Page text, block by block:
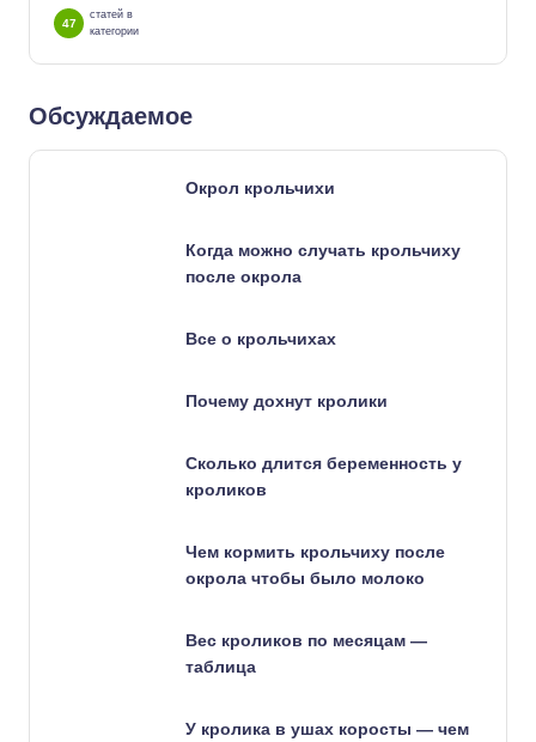
47
статей в
категории
Обсуждаемое
Окрол крольчихи
Когда можно случать крольчиху
после окрола
Все о крольчихах
Почему дохнут кролики
Сколько длится беременность у
кроликов
Чем кормить крольчиху после
окрола чтобы было молоко
Вес кроликов по месяцам —
таблица
У кролика в ушах коросты — чем